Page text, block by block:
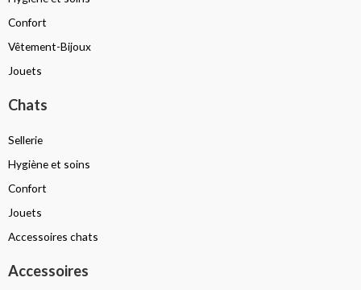
Confort
Vêtement-Bijoux
Jouets
Chats
Sellerie
Hygiène et soins
Confort
Jouets
Accessoires chats
Accessoires